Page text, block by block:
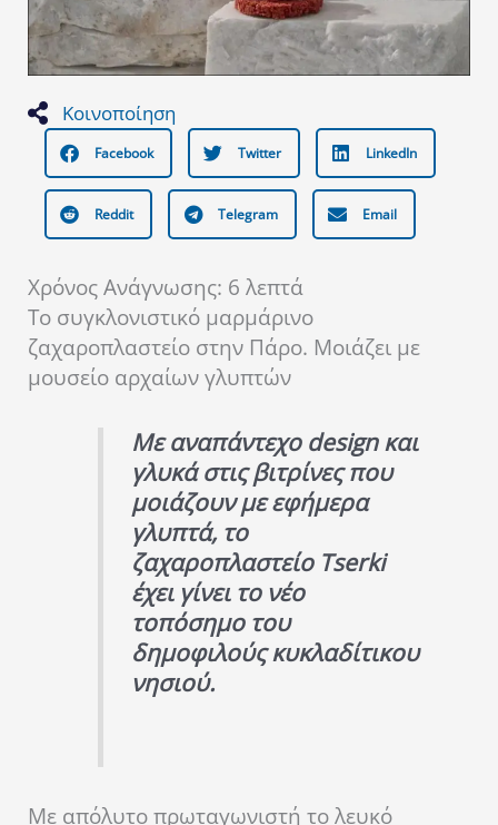
Κοινοποίηση
Facebook Twitter LinkedIn
Reddit Telegram Email
Χρόνος Ανάγνωσης: 6 λεπτά
To συγκλονιστικό μαρμάρινο
ζαχαροπλαστείο στην Πάρο. Μοιάζει με
μουσείο αρχαίων γλυπτών
Με αναπάντεχο design και
γλυκά στις βιτρίνες που
μοιάζουν με εφήμερα
γλυπτά, το
ζαχαροπλαστείο Tserki
έχει γίνει το νέο
τοπόσημο του
δημοφιλούς κυκλαδίτικου
νησιού.
Με απόλυτο πρωταγωνιστή το λευκό